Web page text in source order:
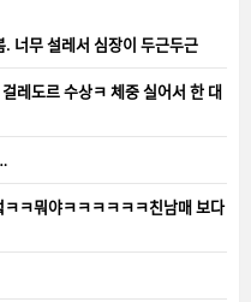
너무 설레서 심장이 두근두근
수상ㅋ 체중 실어서 한 대
컼ㅋㅋ뭐야ㅋㅋㅋㅋㅋㅋ친남매 보다